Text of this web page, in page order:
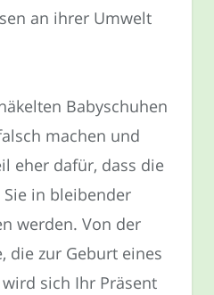
an ihrer Umwelt
Babyschuhen
machen und
eher dafür, dass die
in bleibender
werden. Von der
die zur Geburt eines
sich Ihr Präsent